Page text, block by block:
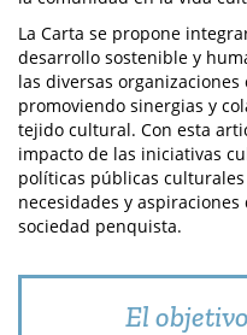
La Carta se propone
desarrollo sostenible y
las diversas
promoviendo sinergias y
tejido cultural. Con esta
impacto de las iniciativas
políticas públicas
necesidades y
sociedad penquista.
El